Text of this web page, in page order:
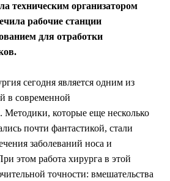
техническим организатором
рабочие станции
для отработки
сегодня является одним из
в современной
Методики, которые еще несколько
почти фантастикой, стали
заболеваний носа и
этом работа хирурга в этой
точности: вмешательства